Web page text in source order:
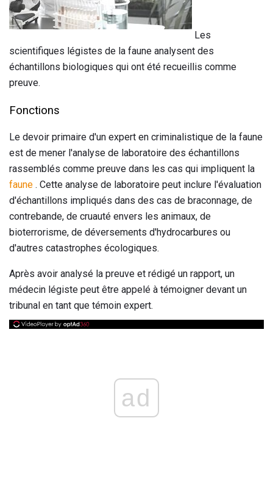
Les
scientifiques légistes de la faune analysent des
échantillons biologiques qui ont été recueillis comme
preuve.
Fonctions
Le devoir primaire d'un expert en criminalistique de la faune
est de mener l'analyse de laboratoire des échantillons
rassemblés comme preuve dans les cas qui impliquent la
faune . Cette analyse de laboratoire peut inclure l'évaluation
d'échantillons impliqués dans des cas de braconnage, de
contrebande, de cruauté envers les animaux, de
bioterrorisme, de déversements d'hydrocarbures ou
d'autres catastrophes écologiques.
Après avoir analysé la preuve et rédigé un rapport, un
médecin légiste peut être appelé à témoigner devant un
tribunal en tant que témoin expert.
ad